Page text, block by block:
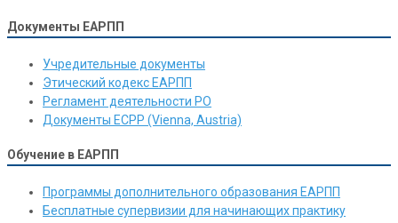
Документы ЕАРПП
Учредительные документы
Этический кодекс ЕАРПП
Регламент деятельности РО
Документы ЕСРР (Vienna, Austria)
Обучение в ЕАРПП
Программы дополнительного образования ЕАРПП
Бесплатные супервизии для начинающих практику